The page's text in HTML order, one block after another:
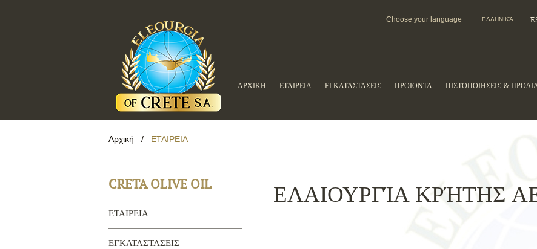
Choose your language ΕΛΛΗΝΙΚΆ
ΑΡΧΙΚΗ ΕΤΑΙΡΕΙΑ ΕΓΚΑΤΑΣΤΑΣΕΙΣ ΠΡΟΙΟΝΤΑ ΠΙΣΤΟΠΟΙΗΣΕΙΣ &
Αρχική / ΕΤΑΙΡΕΙΑ
CRETA OLIVE OIL
ΕΤΑΙΡΕΙΑ
ΕΓΚΑΤΑΣΤΑΣΕΙΣ
ΕΛΑΙΟΥΡΓΊΑ ΚΡΉΤΗΣ